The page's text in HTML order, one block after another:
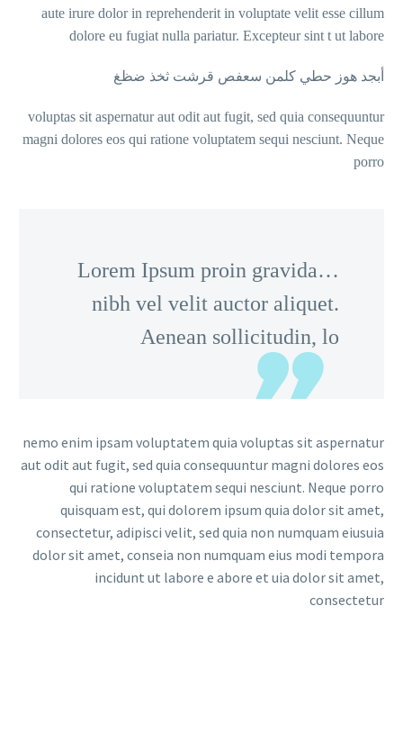
كلمن سعفص قرشت ثخذ ضظغ
voluptas sit aspernatur aut odit aut fugit, sed
magni dolores eos qui ratione voluptatem
…Lorem Ipsum proin
nibh vel velit auctor
Aenean
nemo enim ipsam voluptatem quia
aut odit aut fugit, sed quia consequuntur
qui ratione voluptatem sequi
quisquam est, qui dolorem ipsum
consectetur, adipisci velit, sed quia non
dolor sit amet, conseia non numquam
incidunt ut labore e abore et
aute irure dolor in reprehenderit in
dolore eu fugiat nulla pariatur.